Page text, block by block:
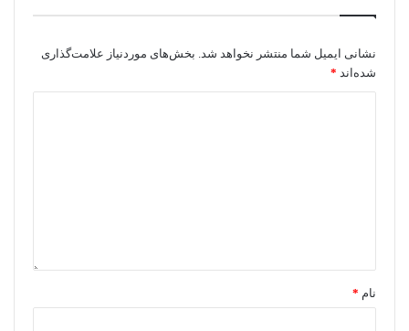
نشانی ایمیل شما منتشر نخواهد شد. بخش‌های موردنیاز علامت‌گذاری
شده‌اند *
نام *